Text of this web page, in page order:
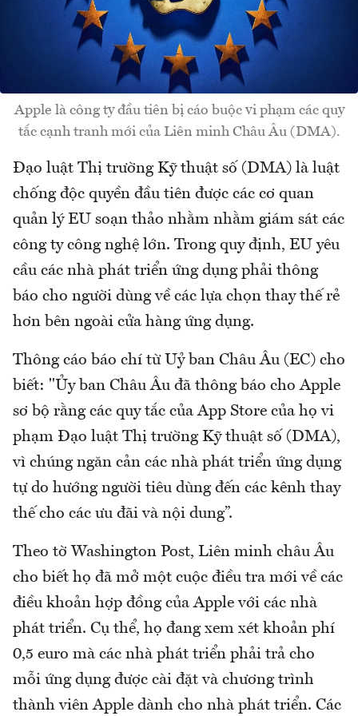
Apple là công ty đầu tiên bị cáo buộc vi phạm các quy
tắc cạnh tranh mới của Liên minh Châu Âu (DMA).
Đạo luật Thị trường Kỹ thuật số (DMA) là luật
chống độc quyền đầu tiên được các cơ quan
quản lý EU soạn thảo nhằm nhằm giám sát các
công ty công nghệ lớn. Trong quy định, EU yêu
cầu các nhà phát triển ứng dụng phải thông
báo cho người dùng về các lựa chọn thay thế rẻ
hơn bên ngoài cửa hàng ứng dụng.
Thông cáo báo chí từ Uỷ ban Châu Âu (EC) cho
biết: "Ủy ban Châu Âu đã thông báo cho Apple
sơ bộ rằng các quy tắc của App Store của họ vi
phạm Đạo luật Thị trường Kỹ thuật số (DMA),
vì chúng ngăn cản các nhà phát triển ứng dụng
tự do hướng người tiêu dùng đến các kênh thay
thế cho các ưu đãi và nội dung”.
Theo tờ Washington Post, Liên minh châu Âu
cho biết họ đã mở một cuộc điều tra mới về các
điều khoản hợp đồng của Apple với các nhà
phát triển. Cụ thể, họ đang xem xét khoản phí
0,5 euro mà các nhà phát triển phải trả cho
mỗi ứng dụng được cài đặt và chương trình
thành viên Apple dành cho nhà phát triển. Các